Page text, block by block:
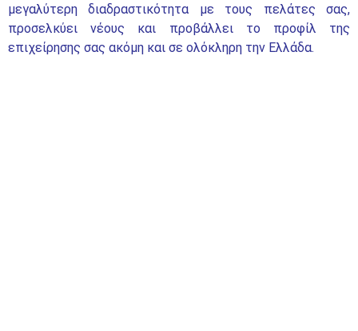
μεγαλύτερη διαδραστικότητα με τους πελάτες σας,
προσελκύει νέους και προβάλλει το προφίλ της
επιχείρησης σας ακόμη και σε ολόκληρη την Ελλάδα.